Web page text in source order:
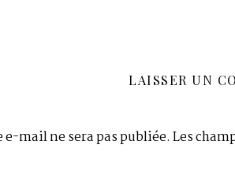
LAISSER UN
e-mail ne sera pas publiée.Les